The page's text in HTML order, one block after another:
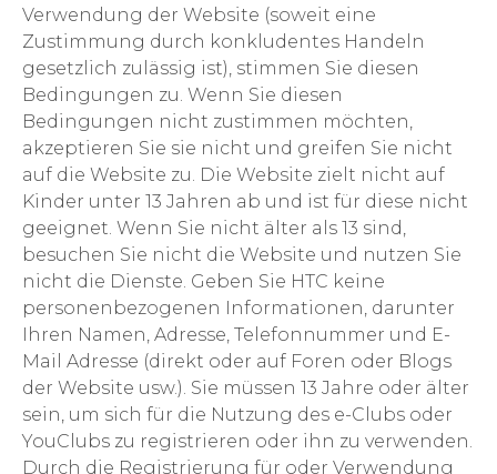
Verwendung der Website (soweit eine
Zustimmung durch konkludentes Handeln
gesetzlich zulässig ist), stimmen Sie diesen
Bedingungen zu. Wenn Sie diesen
Bedingungen nicht zustimmen möchten,
akzeptieren Sie sie nicht und greifen Sie nicht
auf die Website zu. Die Website zielt nicht auf
Kinder unter 13 Jahren ab und ist für diese nicht
geeignet. Wenn Sie nicht älter als 13 sind,
besuchen Sie nicht die Website und nutzen Sie
nicht die Dienste. Geben Sie HTC keine
personenbezogenen Informationen, darunter
Ihren Namen, Adresse, Telefonnummer und E-
Mail Adresse (direkt oder auf Foren oder Blogs
der Website usw.). Sie müssen 13 Jahre oder älter
sein, um sich für die Nutzung des e-Clubs oder
YouClubs zu registrieren oder ihn zu verwenden.
Durch die Registrierung für oder Verwendung